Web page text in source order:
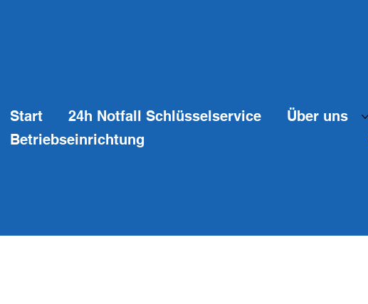
Start 24h Notfall Schlüsselservice Über uns
Betriebseinrichtung